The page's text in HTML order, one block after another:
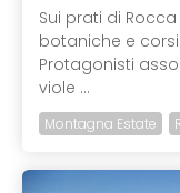
Sui prati di
botaniche e
Protagonisti
viole ...
Montagna Estate